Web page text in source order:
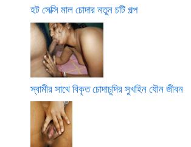
হট সেক্সি মাল চোদার নতুন চটি গল্প
স্বামীর সাথে বিকৃত চোদাচুদির সুখহিন যৌন জীবন